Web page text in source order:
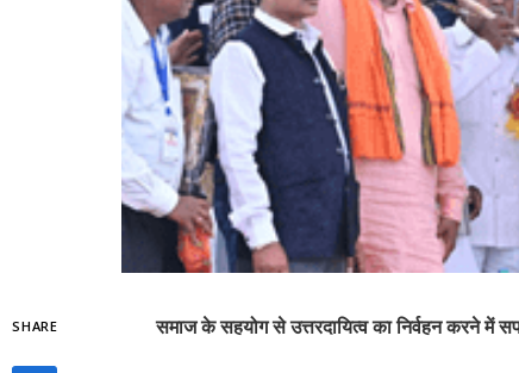
SHARE समाज के सहयोग से उत्तरदायित्व का निर्वहन करने में